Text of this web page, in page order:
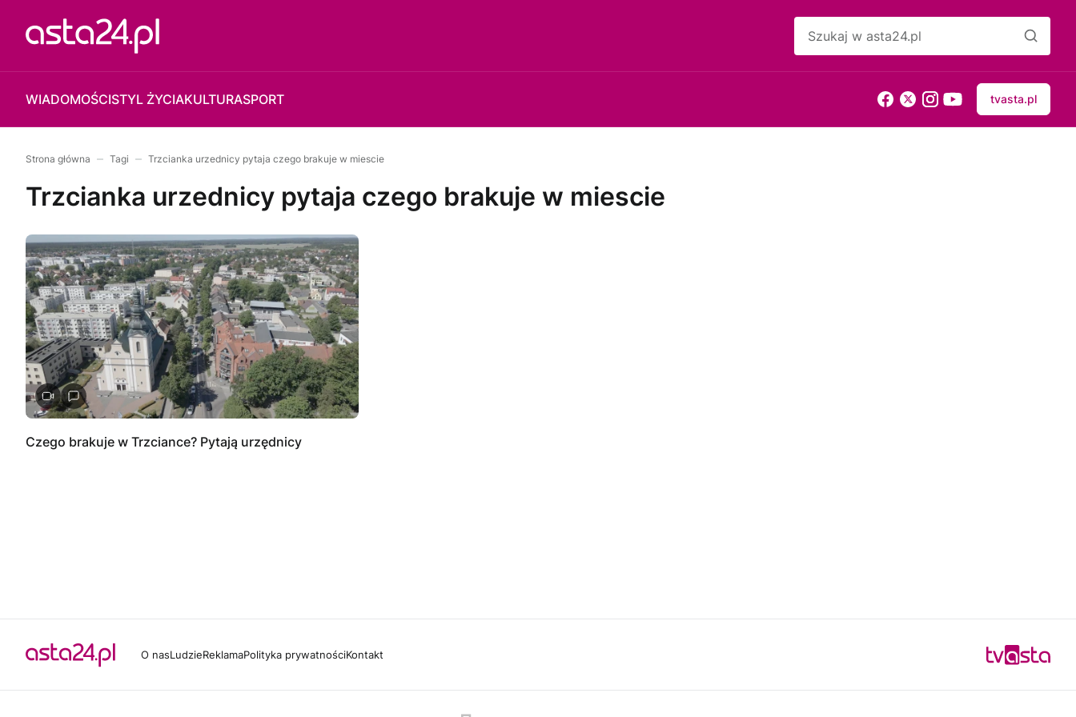
WIADOMOŚCISTYL ŻYCIAKULTURASPORT tvasta.pl
Strona główna Tagi Trzcianka urzednicy pytaja czego brakuje w miescie
Trzcianka urzednicy pytaja czego brakuje w miescie
Czego brakuje w Trzciance? Pytają urzędnicy
O nasLudzieReklamaPolityka prywatnościKontakt